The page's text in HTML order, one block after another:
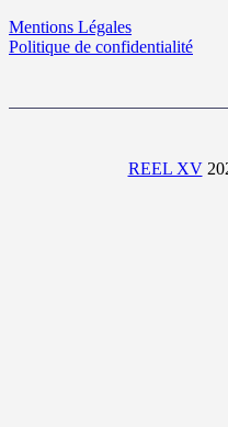
Mentions Légales
Politique de confidentialité
REEL XV